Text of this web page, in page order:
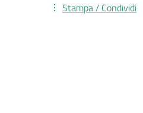
Stampa / Condividi